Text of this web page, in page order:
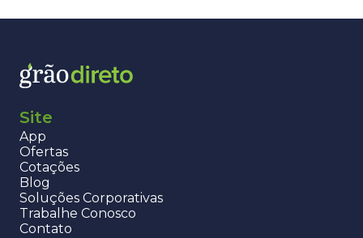
Site
App
Ofertas
Cotações
Blog
Soluções Corporativas
Trabalhe Conosco
Contato